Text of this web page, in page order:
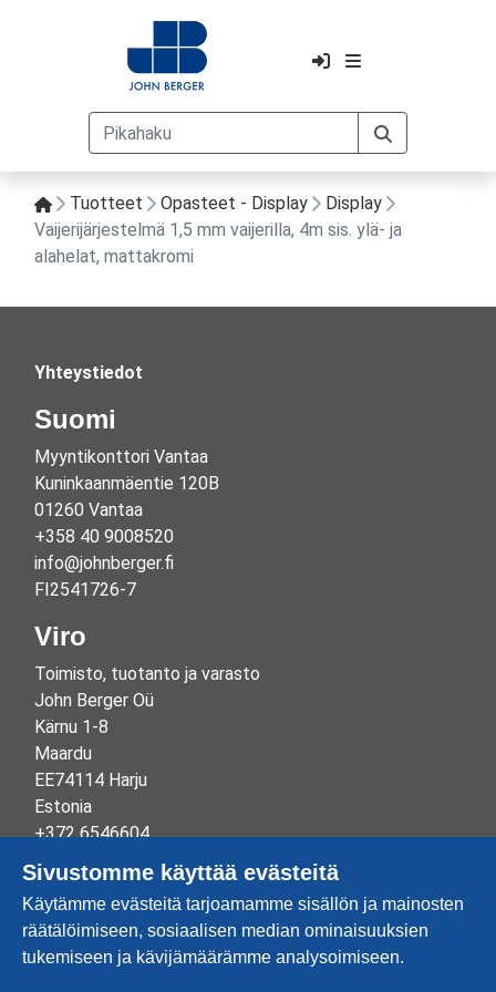
Tuotteet Opasteet - Display
Display
Vaijerijärjestelmä 1,5 mm vaijerilla, 4m sis. ylä- ja
alahelat, mattakromi
Yhteystiedot
Suomi
Myyntikonttori Vantaa
Kuninkaanmäentie 120B
01260 Vantaa
+358 40 9008520
info@johnberger.fi
FI2541726-7
Viro
Toimisto, tuotanto ja varasto
John Berger Oü
Kärnu 1-8
Maardu
EE74114 Harju
Estonia
+372 6546604
info@johnberger.ee
Reg.nr 10265834
EE100332513
Sivustomme käyttää evästeitä
Käytämme evästeitä tarjoamamme sisällön ja mainosten
räätälöimiseen, sosiaalisen median ominaisuuksien
tukemiseen ja kävijämäärämme analysoimiseen.